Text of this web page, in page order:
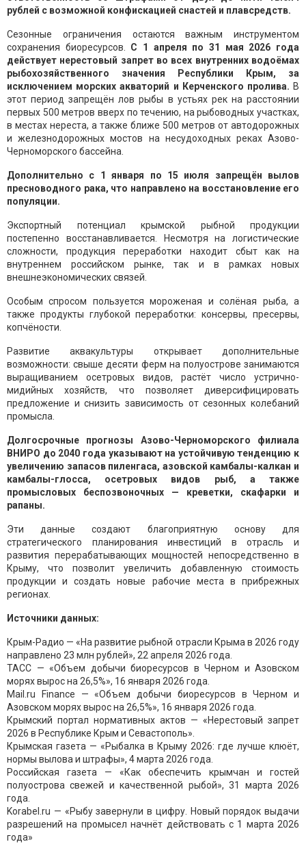
рублей с возможной конфискацией снастей и плавсредств.
Сезонные ограничения остаются важным инструментом
сохранения биоресурсов. С 1 апреля по 31 мая 2026 года
действует нерестовый запрет во всех внутренних водоёмах
рыбохозяйственного значения Республики Крым, за
исключением морских акваторий и Керченского пролива. В
этот период запрещён лов рыбы в устьях рек на расстоянии
первых 500 метров вверх по течению, на рыбоводных участках,
в местах нереста, а также ближе 500 метров от автодорожных
и железнодорожных мостов на несудоходных реках Азово-
Черноморского бассейна.
Дополнительно с 1 января по 15 июля запрещён вылов
пресноводного рака, что направлено на восстановление его
популяции.
Экспортный потенциал крымской рыбной продукции
постепенно восстанавливается. Несмотря на логистические
сложности, продукция переработки находит сбыт как на
внутреннем российском рынке, так и в рамках новых
внешнеэкономических связей.
Особым спросом пользуется мороженая и солёная рыба, а
также продукты глубокой переработки: консервы, пресервы,
копчёности.
Развитие аквакультуры открывает дополнительные
возможности: свыше десяти ферм на полуострове занимаются
выращиванием осетровых видов, растёт число устрично-
мидийных хозяйств, что позволяет диверсифицировать
предложение и снизить зависимость от сезонных колебаний
промысла.
Долгосрочные прогнозы Азово-Черноморского филиала
ВНИРО до 2040 года указывают на устойчивую тенденцию к
увеличению запасов пиленгаса, азовской камбалы-калкан и
камбалы-глосса, осетровых видов рыб, а также
промысловых беспозвоночных — креветки, скафарки и
рапаны.
Эти данные создают благоприятную основу для
стратегического планирования инвестиций в отрасль и
развития перерабатывающих мощностей непосредственно в
Крыму, что позволит увеличить добавленную стоимость
продукции и создать новые рабочие места в прибрежных
регионах.
Источники данных:
Крым-Радио — «На развитие рыбной отрасли Крыма в 2026 году
направлено 23 млн рублей», 22 апреля 2026 года.
ТАСС — «Объем добычи биоресурсов в Черном и Азовском
морях вырос на 26,5%», 16 января 2026 года.
Mail.ru Finance — «Объем добычи биоресурсов в Черном и
Азовском морях вырос на 26,5%», 16 января 2026 года.
Крымский портал нормативных актов — «Нерестовый запрет
2026 в Республике Крым и Севастополь».
Крымская газета — «Рыбалка в Крыму 2026: где лучше клюёт,
нормы вылова и штрафы», 4 марта 2026 года.
Российская газета — «Как обеспечить крымчан и гостей
полуострова свежей и качественной рыбой», 31 марта 2026
года.
Korabel.ru — «Рыбу завернули в цифру. Новый порядок выдачи
разрешений на промысел начнёт действовать с 1 марта 2026
года»